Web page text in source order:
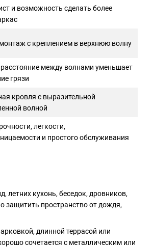
и возможность сделать более
с креплением в верхнюю волну
между волнами уменьшает
грязи
кровля с выразительной
волной
легкости,
и простого обслуживания
кухонь, беседок, дровников,
защитить пространство от дождя,
длинной террасой или
сочетается с металлическим или